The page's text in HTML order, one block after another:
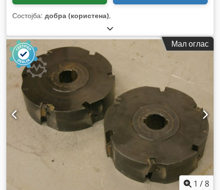
Состојба: добра (користена),
Мал оглас
1 /8